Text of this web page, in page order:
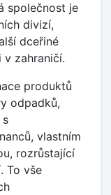
společnost je
divizí,
dceřiné
v zahraničí.
produktů
odpadků,
s
vlastním
rozrůstající
To vše